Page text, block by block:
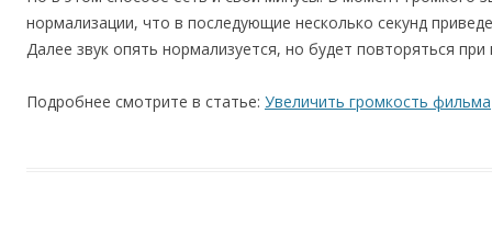
нормализации, что в последующие несколько секунд
Далее звук опять нормализуется, но будет повторяться
Подробнее смотрите в статье: Увеличить громкость фильма